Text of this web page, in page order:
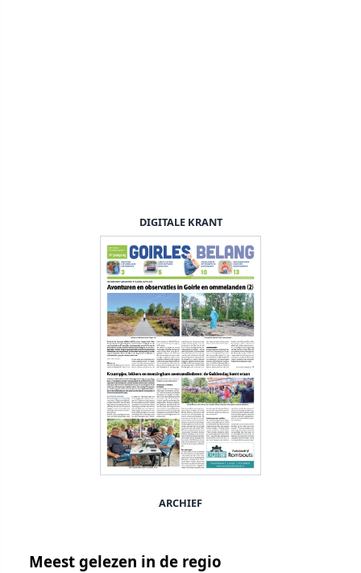
DIGITALE KRANT
ARCHIEF
Meest gelezen in de regio